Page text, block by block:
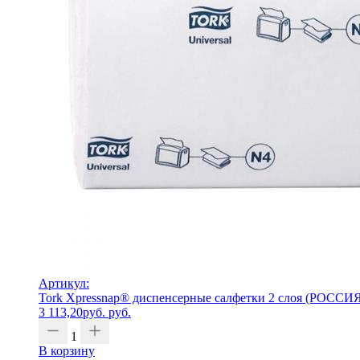
Артикул:
Tork Xpressnap® диспенсерные салфетки 2 слоя
3 113,20руб. руб.
1
В корзину